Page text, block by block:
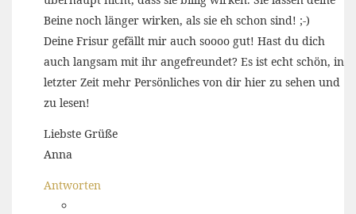
Beine noch länger wirken, als sie eh schon sind! ;-)
Deine Frisur gefällt mir auch soooo gut! Hast du dich
auch langsam mit ihr angefreundet? Es ist echt schön, in
letzter Zeit mehr Persönliches von dir hier zu sehen und
zu lesen!
Liebste Grüße
Anna
Antworten